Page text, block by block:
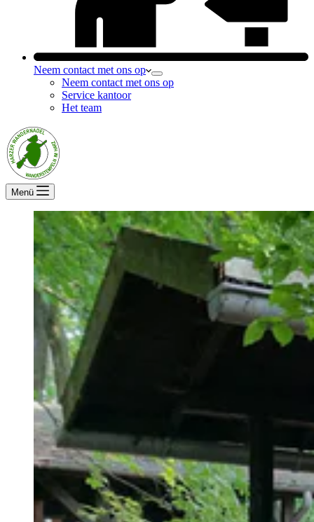
Neem contact met ons op
Neem contact met ons op
Service kantoor
Het team
Menü